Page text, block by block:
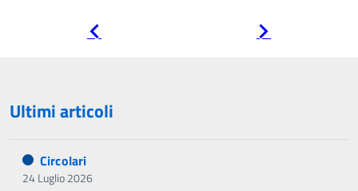
Ultimi articoli
Circolari
24 Luglio 2026